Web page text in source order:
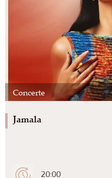
Concerte
Jamala
20:00